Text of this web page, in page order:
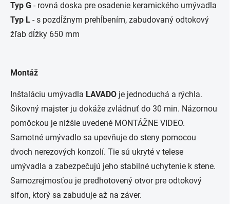
Typ G - rovná doska pre osadenie keramického umývadla
Typ L - s pozdĺžnym prehĺbením, zabudovaný odtokový
žľab dĺžky 650 mm
Montáž
Inštaláciu umývadla LAVADO je jednoduchá a rýchla.
Šikovný majster ju dokáže zvládnuť do 30 min. Názornou
pomôckou je nižšie uvedené MONTÁŽNE VIDEO.
Samotné umývadlo sa upevňuje do steny pomocou
dvoch nerezových konzolí. Tie sú ukryté v telese
umývadla a zabezpečujú jeho stabilné uchytenie k stene.
Samozrejmosťou je predhotovený otvor pre odtokový
sifon, ktorý sa zabuduje až na záver.